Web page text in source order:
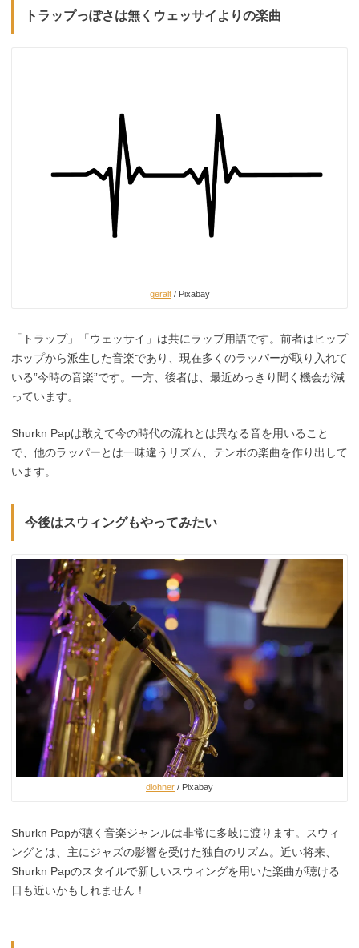
トラップっぽさは無くウェッサイよりの楽曲
geralt/ Pixabay
「トラップ」「ウェッサイ」は共にラップ用語です。前者はヒップ
ホップから派生した音楽であり、現在多くのラッパーが取り入れて
いる”今時の音楽”です。一方、後者は、最近めっきり聞く機会が減
っています。
Shurkn Papは敢えて今の時代の流れとは異なる音を用いること
で、他のラッパーとは一味違うリズム、テンポの楽曲を作り出して
います。
今後はスウィングもやってみたい
dlohner / Pixabay
Shurkn Papが聴く音楽ジャンルは非常に多岐に渡ります。スウィ
ングとは、主にジャズの影響を受けた独自のリズム。近い将来、
Shurkn Papのスタイルで新しいスウィングを用いた楽曲が聴ける
日も近いかもしれません！